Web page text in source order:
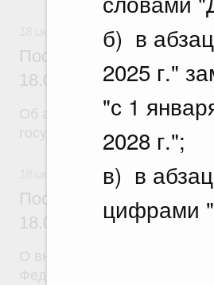
б) в
2025 г."
"с 1
2028 г.";
в) в
цифрами
Постановление
18.07.2026 г. № 904
Об авансировании
государственных контрактов
Постановление
18.07.2026 г. № 909